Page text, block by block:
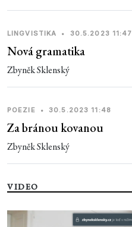
LINGVISTIKA • 30.5.2023 11:47
Nová gramatika
Zbyněk Sklenský
POEZIE • 30.5.2023 11:48
Za bránou kovanou
Zbyněk Sklenský
VIDEO